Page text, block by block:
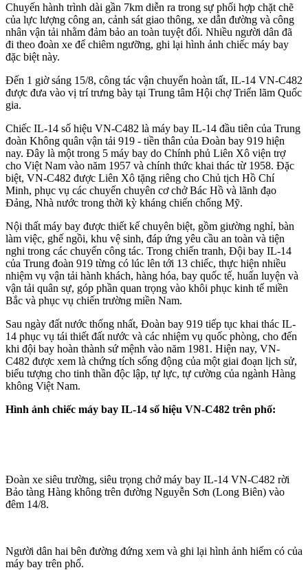
Chuyến hành trình dài gần 7km diễn ra trong sự phối hợp chặt chẽ
của lực lượng công an, cảnh sát giao thông, xe dẫn đường và công
nhân vận tải nhằm đảm bảo an toàn tuyệt đối. Nhiều người dân đã
đi theo đoàn xe để chiêm ngưỡng, ghi lại hình ảnh chiếc máy bay
đặc biệt này.
Đến 1 giờ sáng 15/8, công tác vận chuyển hoàn tất, IL-14 VN-C482
được đưa vào vị trí trưng bày tại Trung tâm Hội chợ Triển lãm Quốc
gia.
Chiếc IL-14 số hiệu VN-C482 là máy bay IL-14 đầu tiên của Trung
đoàn Không quân vận tải 919 - tiền thân của Đoàn bay 919 hiện
nay. Đây là một trong 5 máy bay do Chính phủ Liên Xô viện trợ
cho Việt Nam vào năm 1957 và chính thức khai thác từ 1958. Đặc
biệt, VN-C482 được Liên Xô tặng riêng cho Chủ tịch Hồ Chí
Minh, phục vụ các chuyến chuyên cơ chở Bác Hồ và lãnh đạo
Đảng, Nhà nước trong thời kỳ kháng chiến chống Mỹ.
Nội thất máy bay được thiết kế chuyên biệt, gồm giường nghỉ, bàn
làm việc, ghế ngồi, khu vệ sinh, đáp ứng yêu cầu an toàn và tiện
nghi trong các chuyến công tác. Trong chiến tranh, Đội bay IL-14
của Trung đoàn 919 từng có lúc lên tới 13 chiếc, thực hiện nhiều
nhiệm vụ vận tải hành khách, hàng hóa, bay quốc tế, huấn luyện và
vận tải quân sự, góp phần quan trọng vào khôi phục kinh tế miền
Bắc và phục vụ chiến trường miền Nam.
Sau ngày đất nước thống nhất, Đoàn bay 919 tiếp tục khai thác IL-
14 phục vụ tái thiết đất nước và các nhiệm vụ quốc phòng, cho đến
khi đội bay hoàn thành sứ mệnh vào năm 1981. Hiện nay, VN-
C482 được xem là chứng tích sống động của một giai đoạn lịch sử,
biểu tượng cho tinh thần độc lập, tự lực, tự cường của ngành Hàng
không Việt Nam.
Hình ảnh chiếc máy bay IL-14 số hiệu VN-C482 trên phố:
Đoàn xe siêu trường, siêu trọng chở máy bay IL-14 VN-C482 rời
Bảo tàng Hàng không trên đường Nguyễn Sơn (Long Biên) vào
đêm 14/8.
Người dân hai bên đường đứng xem và ghi lại hình ảnh hiếm có của
máy bay trên phố.